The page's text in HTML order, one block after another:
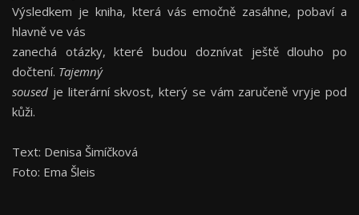
Výsledkem je kniha, která vás emočně zasáhne, pobaví a
hlavně ve vás
zanechá otázky, které budou doznívat ještě dlouho po
dočtení. Tajemný
soused je literární skvost, který se vám zaručeně vryje pod
kůži.
Text: Denisa Šimíčková
Foto: Ema Šleis